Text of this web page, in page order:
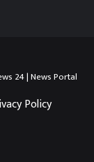
24 |News Portal
Policy